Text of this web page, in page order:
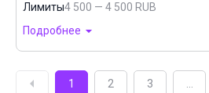
Лимиты4 500 — 4 500 RUB
Подробнее
1 2 3